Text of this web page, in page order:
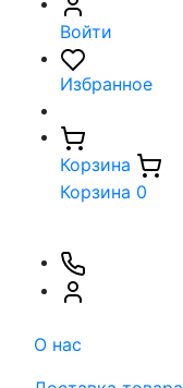
Войти
Избранное
Корзина
Корзина 0
О нас